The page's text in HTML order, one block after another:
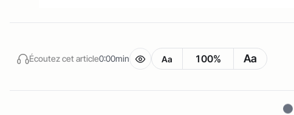
Écoutez cet article0:00min Aa 100% Aa